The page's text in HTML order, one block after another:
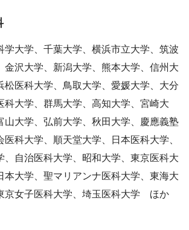
学大学、千葉大学、横浜市立大学、筑波
金沢大学、新潟大学、熊本大学、信州大
松医科大学、鳥取大学、愛媛大学、大分
科大学、群馬大学、高知大学、宮崎大
山大学、弘前大学、秋田大学、慶應義塾
医科大学、順天堂大学、日本医科大学、
、自治医科大学、昭和大学、東京医科大
本大学、聖マリアンナ医科大学、東海大
京女子医科大学、埼玉医科大学 ほか